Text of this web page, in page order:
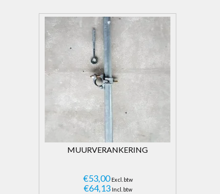
MUURVERANKERING
€53,00 Excl. btw
€64,13 Incl. btw